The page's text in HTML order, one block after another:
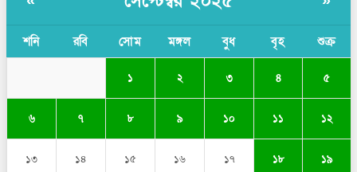
শনি রবি সোম মঙ্গল বুধ বৃহ শুক্র
১ ২ ৩ ৪ ৫
৬ ৭ ৮ ৯ ১০ ১১ ১২
১৩ ১৪ ১৫ ১৬ ১৭ ১৮ ১৯